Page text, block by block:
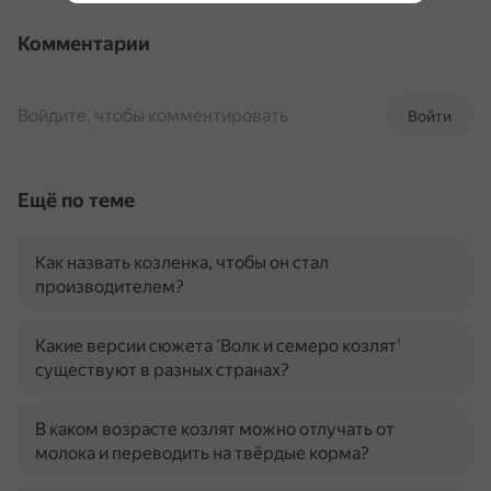
Комментарии
Войти
Войдите, чтобы комментировать
Ещё по теме
Как назвать козленка, чтобы он стал
производителем?
Какие версии сюжета 'Волк и семеро козлят'
существуют в разных странах?
В каком возрасте козлят можно отлучать от
молока и переводить на твёрдые корма?